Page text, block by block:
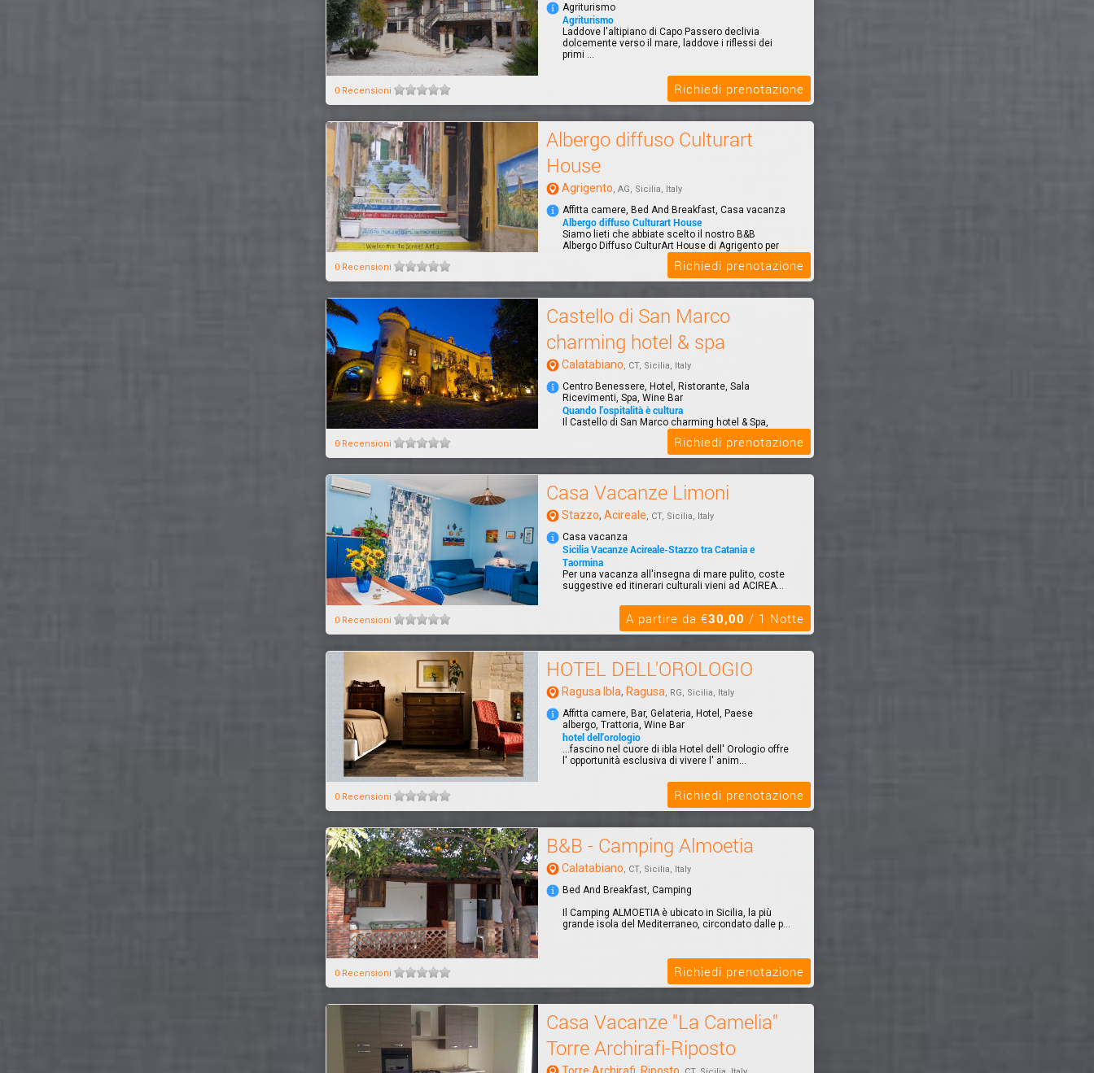
Agriturismo
Agriturismo
Laddove l'altipiano di Capo Passero declivia
dolcemente verso il mare, laddove i riflessi dei
primi ...
0 Recensioni Richiedi prenotazione
Albergo diffuso Culturart
House
Agrigento, AG, Sicilia, Italy
Affitta camere, Bed And Breakfast, Casa vacanza
Albergo diffuso Culturart House
Siamo lieti che abbiate scelto il nostro B&B
Albergo Diffuso CulturArt House di Agrigento per
0 Recensioni Richiedi prenotazione
Castello di San Marco
charming hotel & spa
Calatabiano, CT, Sicilia, Italy
Centro Benessere, Hotel, Ristorante, Sala
Ricevimenti, Spa, Wine Bar
Quando l'ospitalità è cultura
Il Castello di San Marco charming hotel & Spa,
immerso in un parco di 4 ettari, a soli 100 metri
0 Recensioni Richiedi prenotazione
Casa Vacanze Limoni
Stazzo, Acireale, CT, Sicilia, Italy
Casa vacanza
Sicilia Vacanze Acireale-Stazzo tra Catania e
Taormina
Per una vacanza all'insegna di mare pulito, coste
suggestive ed itinerari culturali vieni ad ACIREA...
0 Recensioni A partire da €30,00 / 1 Notte
HOTEL DELL'OROLOGIO
Ragusa Ibla, Ragusa, RG, Sicilia, Italy
Affitta camere, Bar, Gelateria, Hotel, Paese
albergo, Trattoria, Wine Bar
hotel dell'orologio
...fascino nel cuore di ibla Hotel dell' Orologio offre
l' opportunità esclusiva di vivere l' anim...
0 Recensioni Richiedi prenotazione
B&B - Camping Almoetia
Calatabiano, CT, Sicilia, Italy
Bed And Breakfast, Camping
Il Camping ALMOETIA è ubicato in Sicilia, la più
grande isola del Mediterraneo, circondato dalle p...
0 Recensioni Richiedi prenotazione
Casa Vacanze "La Camelia"
Torre Archirafi-Riposto
Torre Archirafi Riposto